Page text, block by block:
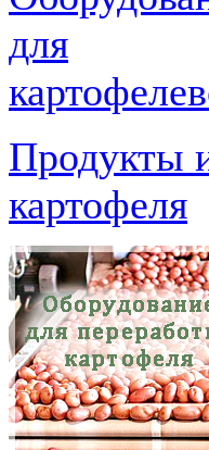
для
Продукты
картофеля